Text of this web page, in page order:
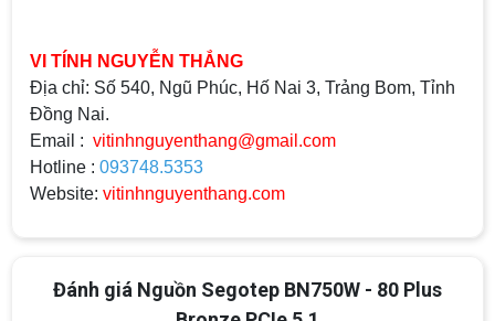
VI TÍNH NGUYỄN THẮNG
Địa chỉ: Số 540, Ngũ Phúc, Hố Nai 3, Trảng Bom, Tỉnh
Đồng Nai.
Email : vitinhnguyenthang@gmail.com
Hotline : 093748.5353
Website: vitinhnguyenthang.com
Đánh giá Nguồn Segotep BN750W - 80 Plus